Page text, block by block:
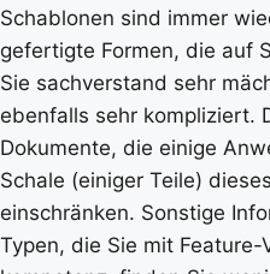
Schablonen sind immer
gefertigte Formen, die auf
Sie sachverstand sehr
ebenfalls sehr kompliziert.
Dokumente, die einige
Schale (einiger Teile)
einschränken. Sonstige
Typen, die Sie mit Feature-